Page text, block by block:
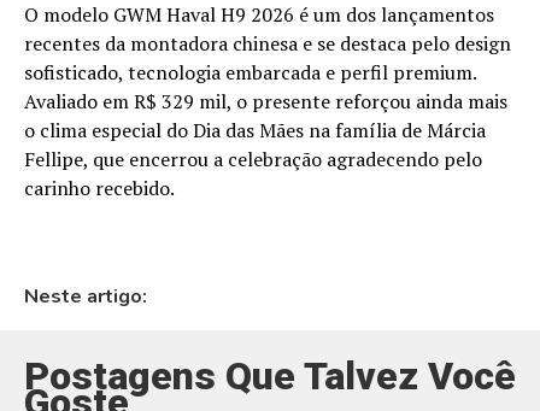
O modelo GWM Haval H9 2026 é um dos lançamentos
recentes da montadora chinesa e se destaca pelo design
sofisticado, tecnologia embarcada e perfil premium.
Avaliado em R$ 329 mil, o presente reforçou ainda mais
o clima especial do Dia das Mães na família de Márcia
Fellipe, que encerrou a celebração agradecendo pelo
carinho recebido.
Neste artigo:
Postagens Que Talvez Você